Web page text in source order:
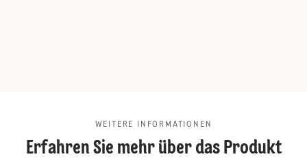
WEITERE INFORMATIONEN
Erfahren Sie mehr über das Produkt